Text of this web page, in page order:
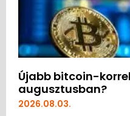
Újabb bitcoin-
augusztusban?
2026.08.03.